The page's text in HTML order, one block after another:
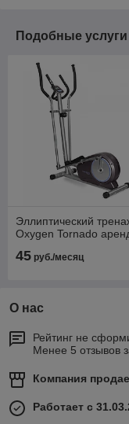
Подобные
Эллиптический
Oxygen Tornado
45 руб./месяц
О нас
Рейтинг не
Менее 5 отзывов
Компания
Работает с